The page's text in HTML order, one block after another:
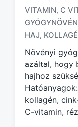
a
g
g
d
w
i
t
h
VITAMIN, C
HAJ,
Növényi
azáltal, hogy
hajhoz
kollagén,
C-vitamin,